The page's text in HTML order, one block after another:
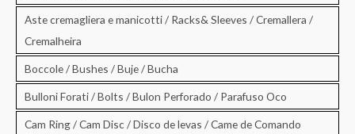
Aste cremagliera e manicotti / Racks& Sleeves / Cremallera /
Cremalheira
Boccole / Bushes / Buje / Bucha
Bulloni Forati / Bolts / Bulon Perforado / Parafuso Oco
Cam Ring / Cam Disc / Disco de levas / Came de Comando